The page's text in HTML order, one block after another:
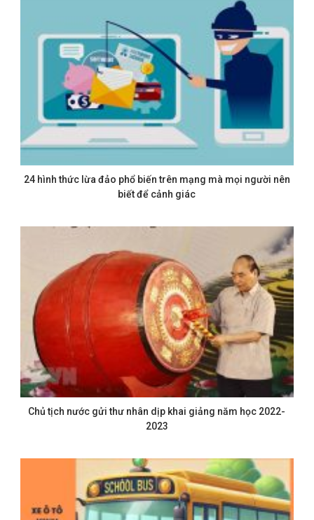
24 hình thức lừa đảo phổ biến trên mạng mà mọi người nên
biết để cảnh giác
Chủ tịch nước gửi thư nhân dịp khai giảng năm học 2022-
2023